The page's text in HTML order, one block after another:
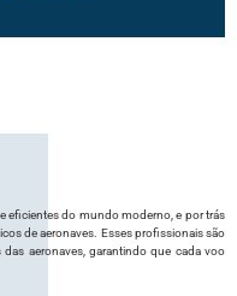
eficientes do mundo moderno, e por trás
de aeronaves. Esses profissionais são
aeronaves, garantindo que cada voo